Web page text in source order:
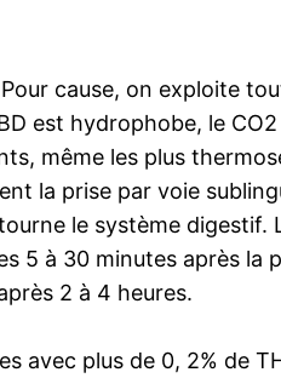
cause, on exploite
est hydrophobe, le CO2
même les plus
la prise par voie
le système
5 à 30 minutes après la
2 à 4 heures.
avec plus de 0, 2% de